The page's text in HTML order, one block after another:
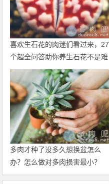
喜欢生石花的肉迷们看过来，27
个超全问答助你养生石花不是难
题！
多肉才种了没多久想换盆怎么
办？怎么做对多肉损害最小？